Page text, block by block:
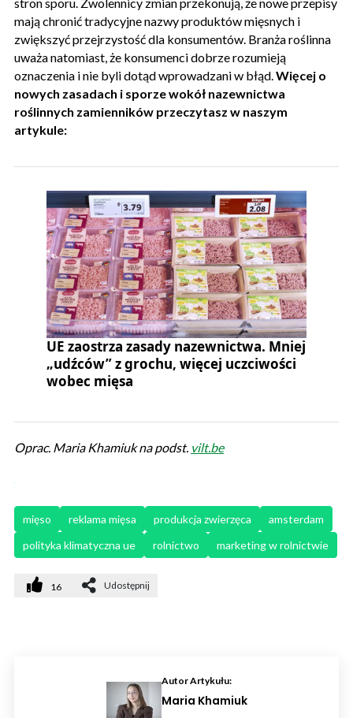
mają chronić tradycyjne nazwy produktów mięsnych i
zwiększyć przejrzystość dla konsumentów. Branża roślinna
uważa natomiast, że konsumenci dobrze rozumieją
oznaczenia i nie byli dotąd wprowadzani w błąd. Więcej o
nowych zasadach i sporze wokół nazewnictwa
roślinnych zamienników przeczytasz w naszym
artykule:
UE zaostrza zasady nazewnictwa. Mniej
„udźców” z grochu, więcej uczciwości
wobec mięsa
Oprac. Maria Khamiuk na podst. vilt.be
mięso reklama mięsa produkcja zwierzęca
amsterdam
polityka klimatyczna ue
rolnictwo marketing w rolnictwie
16 Udostępnij
Autor Artykułu:
Maria Khamiuk